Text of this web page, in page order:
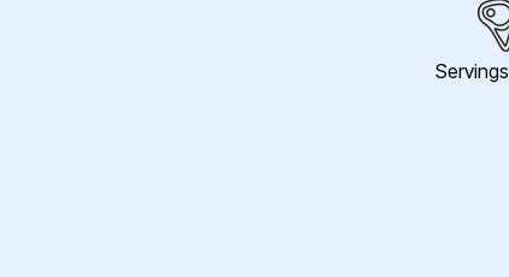
Servings